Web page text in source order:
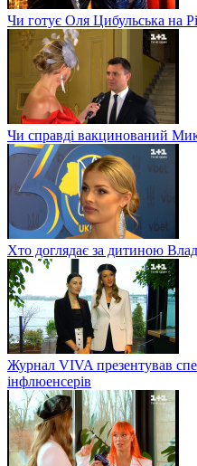
Чи готує Оля Цибульська на
Чи справді вакцинований
Хто доглядає за дитиною
Журнал VIVA презентував
інфлюенсерів